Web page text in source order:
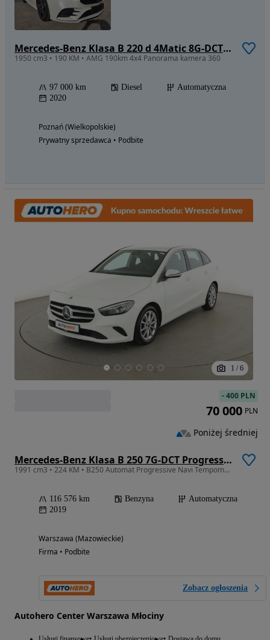
Mercedes-Benz Klasa B 220 d 4Matic 8G-DCT AMG Line
1950 cm3 • 190 KM • AMG 190km 4x4 Panorama kamera 360
97 000 km Diesel
Automatyczna
2020
Poznań (Wielkopolskie)
Prywatny sprzedawca • Podbite
1 / 6
Mercedes-Benz Klasa B 250 7G-DCT Progressive
1991 cm3 • 224 KM • B250 Automat Progressive Navi Tempomat Grzane Fotele MBUX Kamera LED
116 576 km Benzyna
Automatyczna
2019
Warszawa (Mazowieckie)
Firma • Podbite
Zobacz ogłoszenia
Autohero Center Warszawa Młociny
-400 PLN
70 000 PLN
Poniżej średniej